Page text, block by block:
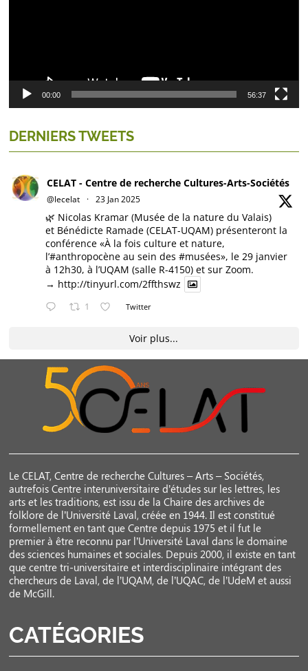
00:00 56:37
DERNIERS TWEETS
CELAT - Centre de recherche Cultures-Arts-Sociétés
@lecelat · 23 Jan 2025
🌿 Nicolas Kramar (Musée de la nature du Valais)
et Bénédicte Ramade (CELAT-UQAM) présenteront la
conférence «À la fois culture et nature,
l’#anthropocène au sein des#musées», le 29 janvier
à 12h30, à l’UQAM (salle R-4150) et sur Zoom.
→ http://tinyurl.com/2ffthswz
1 Twitter
Voir plus...
Le CELAT, Centre de recherche Cultures – Arts – Sociétés,
autrefois Centre interuniversitaire d’études sur les lettres, les
arts et les traditions, est issu de la Chaire des archives de
folklore de l’Université Laval, créée en 1944. Il est constitué
formellement en tant que Centre depuis 1975 et il fut le
premier à être reconnu par l’Université Laval dans le domaine
des sciences humaines et sociales. Depuis 2000, il existe en tant
que centre tri-universitaire et interdisciplinaire intégrant des
chercheurs de Laval, de l’UQAM, de l’UQAC, de l’UdeM et aussi
de McGill.
CATÉGORIES